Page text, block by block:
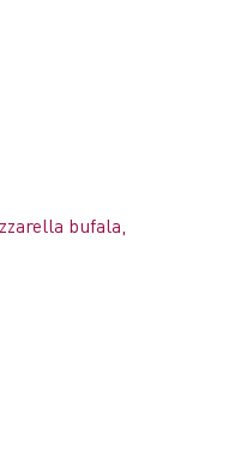
bufala,